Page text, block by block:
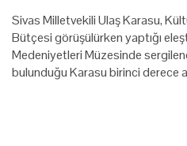
Sivas Milletvekili Ulaş Karasu,
Bütçesi görüşülürken yaptığı
Medeniyetleri Müzesinde
bulunduğu Karasu birinci derece